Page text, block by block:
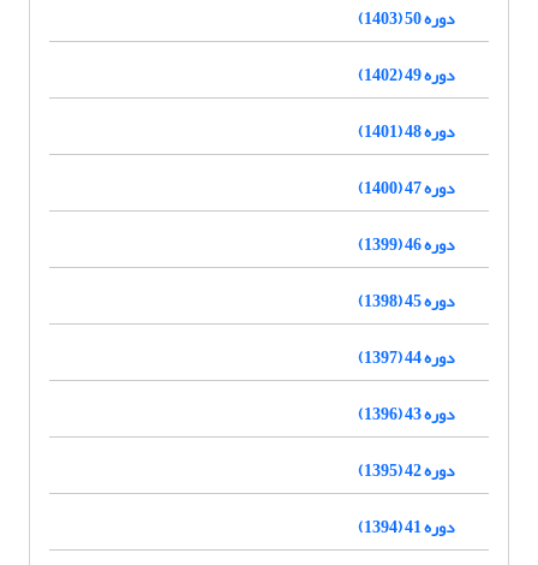
دوره 50 (1403)
دوره 49 (1402)
دوره 48 (1401)
دوره 47 (1400)
دوره 46 (1399)
دوره 45 (1398)
دوره 44 (1397)
دوره 43 (1396)
دوره 42 (1395)
دوره 41 (1394)